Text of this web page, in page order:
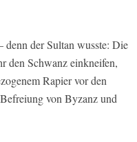
denn der Sultan wusste: Die
den Schwanz einkneifen,
Rapier vor den
von Byzanz und